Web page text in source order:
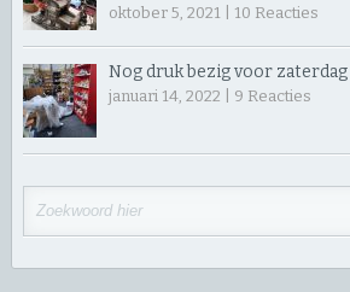
oktober 5, 2021 | 10 Reacties
Nog druk bezig voor zaterdag
januari 14, 2022 | 9 Reacties